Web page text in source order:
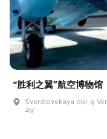
“胜利之翼”航空博物馆
Sverdlovskaya obl, g
4V